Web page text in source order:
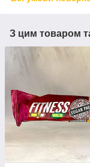
З цим товаром